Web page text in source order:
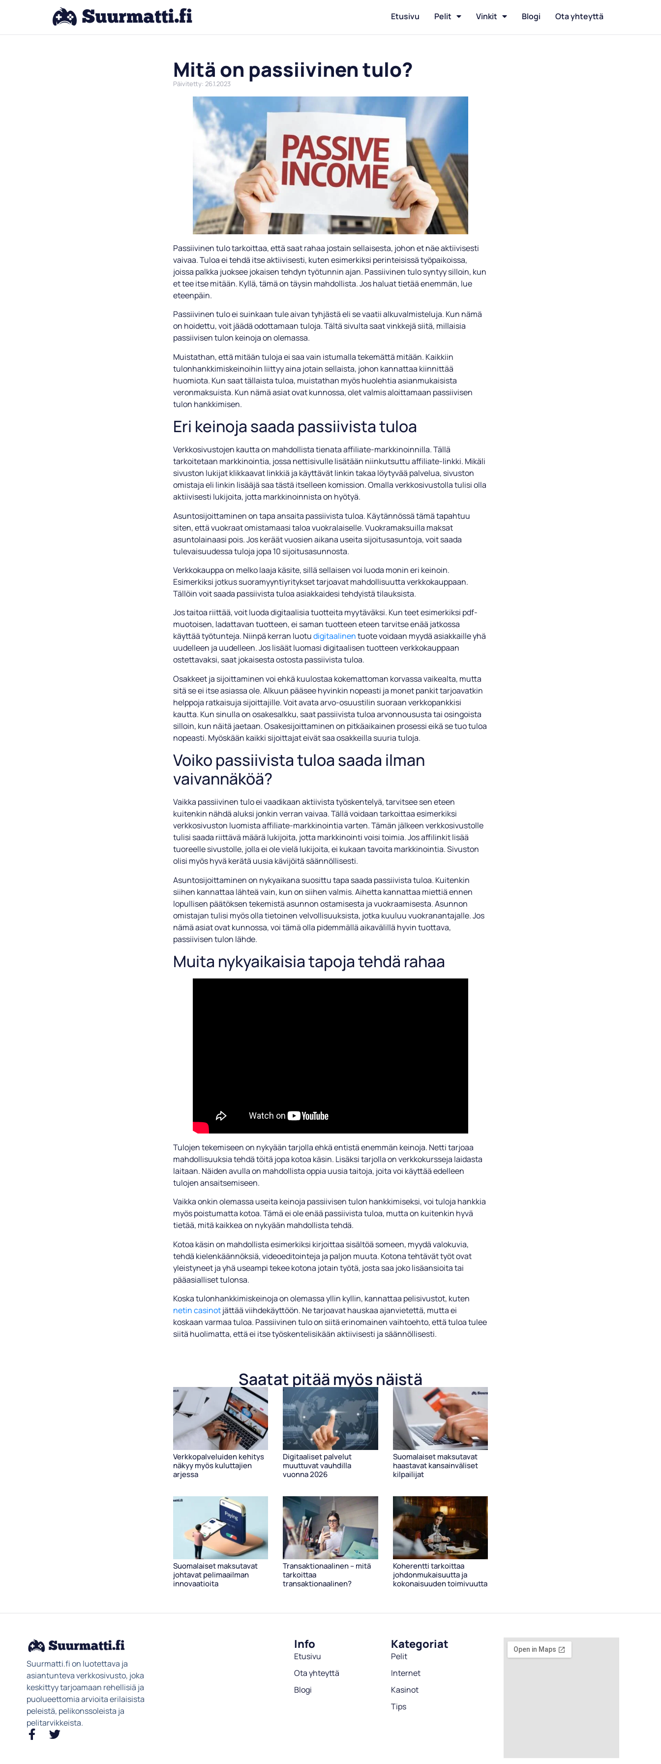
Etusivu Pelit Vinkit Blogi Ota yhteyttä
Mitä on passiivinen tulo?
Päivitetty: 26.1.2023
Passiivinen tulo tarkoittaa, että saat rahaa jostain sellaisesta, johon et näe aktiivisesti
vaivaa. Tuloa ei tehdä itse aktiivisesti, kuten esimerkiksi perinteisissä työpaikoissa,
joissa palkka juoksee jokaisen tehdyn työtunnin ajan. Passiivinen tulo syntyy silloin, kun
et tee itse mitään. Kyllä, tämä on täysin mahdollista. Jos haluat tietää enemmän, lue
eteenpäin.
Passiivinen tulo ei suinkaan tule aivan tyhjästä eli se vaatii alkuvalmisteluja. Kun nämä
on hoidettu, voit jäädä odottamaan tuloja. Tältä sivulta saat vinkkejä siitä, millaisia
passiivisen tulon keinoja on olemassa.
Muistathan, että mitään tuloja ei saa vain istumalla tekemättä mitään. Kaikkiin
tulonhankkimiskeinoihin liittyy aina jotain sellaista, johon kannattaa kiinnittää
huomiota. Kun saat tällaista tuloa, muistathan myös huolehtia asianmukaisista
veronmaksuista. Kun nämä asiat ovat kunnossa, olet valmis aloittamaan passiivisen
tulon hankkimisen.
Eri keinoja saada passiivista tuloa
Verkkosivustojen kautta on mahdollista tienata affiliate-markkinoinnilla. Tällä
tarkoitetaan markkinointia, jossa nettisivulle lisätään niinkutsuttu affiliate-linkki. Mikäli
sivuston lukijat klikkaavat linkkiä ja käyttävät linkin takaa löytyvää palvelua, sivuston
omistaja eli linkin lisääjä saa tästä itselleen komission. Omalla verkkosivustolla tulisi olla
aktiivisesti lukijoita, jotta markkinoinnista on hyötyä.
Asuntosijoittaminen on tapa ansaita passiivista tuloa. Käytännössä tämä tapahtuu
siten, että vuokraat omistamaasi taloa vuokralaiselle. Vuokramaksuilla maksat
asuntolainaasi pois. Jos keräät vuosien aikana useita sijoitusasuntoja, voit saada
tulevaisuudessa tuloja jopa 10 sijoitusasunnosta.
Verkkokauppa on melko laaja käsite, sillä sellaisen voi luoda monin eri keinoin.
Esimerkiksi jotkus suoramyyntiyritykset tarjoavat mahdollisuutta verkkokauppaan.
Tällöin voit saada passiivista tuloa asiakkaidesi tehdyistä tilauksista.
Jos taitoa riittää, voit luoda digitaalisia tuotteita myytäväksi. Kun teet esimerkiksi pdf-
muotoisen, ladattavan tuotteen, ei saman tuotteen eteen tarvitse enää jatkossa
käyttää työtunteja. Niinpä kerran luotudigitaalinentuote voidaan myydä asiakkaille yhä
uudelleen ja uudelleen. Jos lisäät luomasi digitaalisen tuotteen verkkokauppaan
ostettavaksi, saat jokaisesta ostosta passiivista tuloa.
Osakkeet ja sijoittaminen voi ehkä kuulostaa kokemattoman korvassa vaikealta, mutta
sitä se ei itse asiassa ole. Alkuun pääsee hyvinkin nopeasti ja monet pankit tarjoavatkin
helppoja ratkaisuja sijoittajille. Voit avata arvo-osuustilin suoraan verkkopankkisi
kautta. Kun sinulla on osakesalkku, saat passiivista tuloa arvonnoususta tai osingoista
silloin, kun näitä jaetaan. Osakesijoittaminen on pitkäaikainen prosessi eikä se tuo tuloa
nopeasti. Myöskään kaikki sijoittajat eivät saa osakkeilla suuria tuloja.
Voiko passiivista tuloa saada ilman
vaivannäköä?
Vaikka passiivinen tulo ei vaadikaan aktiivista työskentelyä, tarvitsee sen eteen
kuitenkin nähdä aluksi jonkin verran vaivaa. Tällä voidaan tarkoittaa esimerkiksi
verkkosivuston luomista affiliate-markkinointia varten. Tämän jälkeen verkkosivustolle
tulisi saada riittävä määrä lukijoita, jotta markkinointi voisi toimia. Jos affilinkit lisää
tuoreelle sivustolle, jolla ei ole vielä lukijoita, ei kukaan tavoita markkinointia. Sivuston
olisi myös hyvä kerätä uusia kävijöitä säännöllisesti.
Asuntosijoittaminen on nykyaikana suosittu tapa saada passiivista tuloa. Kuitenkin
siihen kannattaa lähteä vain, kun on siihen valmis. Aihetta kannattaa miettiä ennen
lopullisen päätöksen tekemistä asunnon ostamisesta ja vuokraamisesta. Asunnon
omistajan tulisi myös olla tietoinen velvollisuuksista, jotka kuuluu vuokranantajalle. Jos
nämä asiat ovat kunnossa, voi tämä olla pidemmällä aikavälillä hyvin tuottava,
passiivisen tulon lähde.
Muita nykyaikaisia tapoja tehdä rahaa
Tulojen tekemiseen on nykyään tarjolla ehkä entistä enemmän keinoja. Netti tarjoaa
mahdollisuuksia tehdä töitä jopa kotoa käsin. Lisäksi tarjolla on verkkokursseja laidasta
laitaan. Näiden avulla on mahdollista oppia uusia taitoja, joita voi käyttää edelleen
tulojen ansaitsemiseen.
Vaikka onkin olemassa useita keinoja passiivisen tulon hankkimiseksi, voi tuloja hankkia
myös poistumatta kotoa. Tämä ei ole enää passiivista tuloa, mutta on kuitenkin hyvä
tietää, mitä kaikkea on nykyään mahdollista tehdä.
Kotoa käsin on mahdollista esimerkiksi kirjoittaa sisältöä someen, myydä valokuvia,
tehdä kielenkäännöksiä, videoeditointeja ja paljon muuta. Kotona tehtävät työt ovat
yleistyneet ja yhä useampi tekee kotona jotain työtä, josta saa joko lisäansioita tai
pääasialliset tulonsa.
Koska tulonhankkimiskeinoja on olemassa yllin kyllin, kannattaa pelisivustot, kuten
netin casinotjättää viihdekäyttöön. Ne tarjoavat hauskaa ajanvietettä, mutta ei
koskaan varmaa tuloa. Passiivinen tulo on siitä erinomainen vaihtoehto, että tuloa tulee
siitä huolimatta, että ei itse työskentelisikään aktiivisesti ja säännöllisesti.
Saatat pitää myös näistä
Verkkopalveluiden kehitys
näkyy myös kuluttajien
arjessa
Digitaaliset palvelut
muuttuvat vauhdilla
vuonna 2026
Suomalaiset maksutavat
haastavat kansainväliset
kilpailijat
Suomalaiset maksutavat
johtavat pelimaailman
innovaatioita
Transaktionaalinen – mitä
tarkoittaa
transaktionaalinen?
Koherentti tarkoittaa
johdonmukaisuutta ja
kokonaisuuden toimivuutta
Suurmatti.fi on luotettava ja
asiantunteva verkkosivusto, joka
keskittyy tarjoamaan rehellisiä ja
puolueettomia arvioita erilaisista
peleistä, pelikonssoleista ja
pelitarvikkeista.
Info
Etusivu
Ota yhteyttä
Blogi
Kategoriat
Pelit
Internet
Kasinot
Tips